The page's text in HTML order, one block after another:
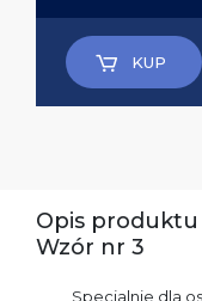
KUP
Opis
Wzór nr 3
Specjalnie dla